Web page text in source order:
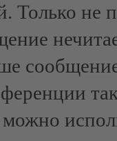
Только не